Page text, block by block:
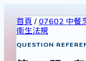
首頁 / 07602 中餐
衛生法規
QUESTION